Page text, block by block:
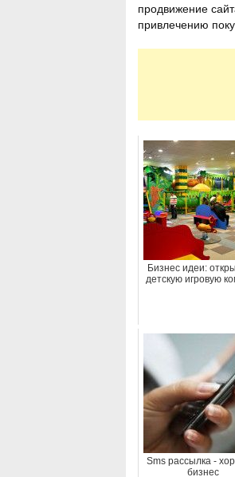
продвижение
привлечению
Бизнес идеи:
детскую игровую
Sms рассылка -
бизнес